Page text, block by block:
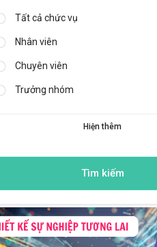
Tất cả chức vụ
Nhân viên
Chuyên viên
Trưởng nhóm
Hiện thêm